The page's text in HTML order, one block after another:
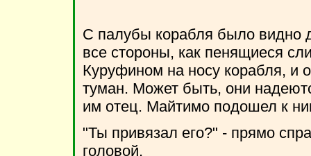
С палубы корабля было видно
все стороны, как пенящиеся
Куруфином на носу корабля, и
туман. Может быть, они
им отец. Майтимо подошел к
"Ты привязал его?" - прямо
головой.